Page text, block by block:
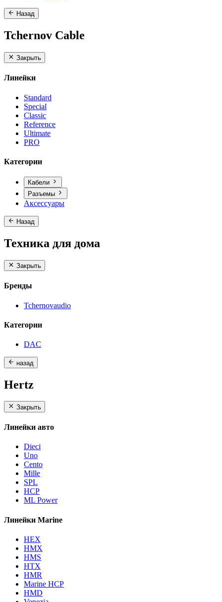
Назад
Tchernov Cable
Закрыть
Линейки
Standard
Special
Classic
Reference
Ultimate
PRO
Категории
Кабели
Разъемы
Аксессуары
Назад
Техника для дома
Закрыть
Бренды
Tchernovaudio
Категории
DAC
назад
Hertz
Закрыть
Линейки авто
Dieci
Uno
Cento
Mille
SPL
HCP
ML Power
Линейки Marine
HEX
HMX
HMS
HTX
HMR
Marine HCP
HMD